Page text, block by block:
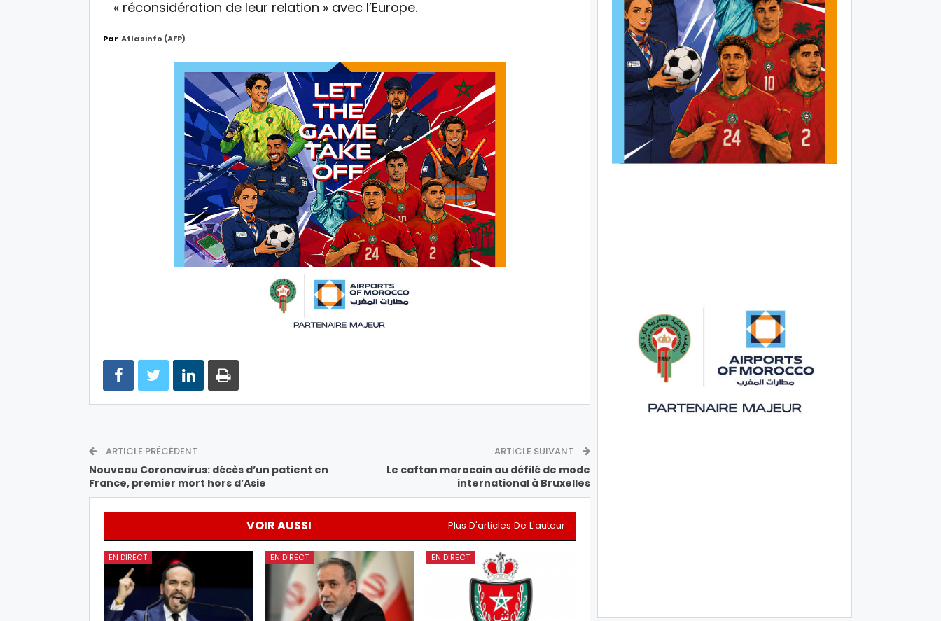
« réconsidération de leur relation » avec l’Europe.
Par Atlasinfo (AFP)
ARTICLE PRÉCÉDENT
Nouveau Coronavirus: décès d’un patient en
France, premier mort hors d’Asie
ARTICLE SUIVANT
Le caftan marocain au défilé de mode
international à Bruxelles
VOIR AUSSI Plus D'articles De L'auteur
EN DIRECT EN DIRECT EN DIRECT